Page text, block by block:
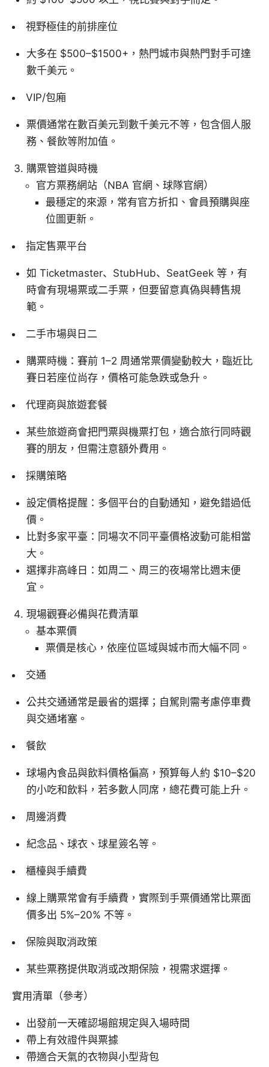
視野極佳的前排座位
大多在 $500–$1500+，熱門城市與熱門對手可達
數千美元。
VIP/包廂
票價通常在數百美元到數千美元不等，包含個人服
務、餐飲等附加值。
購票管道與時機
官方票務網站（NBA 官網、球隊官網）
最穩定的來源，常有官方折扣、會員預購與座
位圖更新。
指定售票平台
如 Ticketmaster、StubHub、SeatGeek 等，有
時會有現場票或二手票，但要留意真偽與轉售規
範。
二手市場與日二
購票時機：賽前 1–2 周通常票價變動較大，臨近比
賽日若座位尚存，價格可能急跌或急升。
代理商與旅遊套餐
某些旅遊商會把門票與機票打包，適合旅行同時觀
賽的朋友，但需注意額外費用。
採購策略
設定價格提醒：多個平台的自動通知，避免錯過低
價。
比對多家平臺：同場次不同平臺價格波動可能相當
大。
選擇非高峰日：如周二、周三的夜場常比週末便
宜。
現場觀賽必備與花費清單
基本票價
票價是核心，依座位區域與城市而大幅不同。
交通
公共交通通常是最省的選擇；自駕則需考慮停車費
與交通堵塞。
餐飲
球場內食品與飲料價格偏高，預算每人約 $10–$20
的小吃和飲料，若多數人同席，總花費可能上升。
周邊消費
紀念品、球衣、球星簽名等。
櫃檯與手續費
線上購票常會有手續費，實際到手票價通常比票面
價多出 5%–20% 不等。
保險與取消政策
某些票務提供取消或改期保險，視需求選擇。
實用清單（參考）
出發前一天確認場館規定與入場時間
帶上有效證件與票據
帶適合天氣的衣物與小型背包